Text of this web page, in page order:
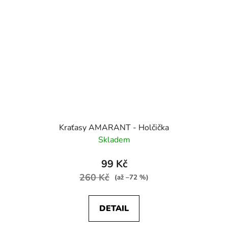
Kraťasy AMARANT - Holčička
Skladem
99 Kč
260 Kč (až –72 %)
DETAIL